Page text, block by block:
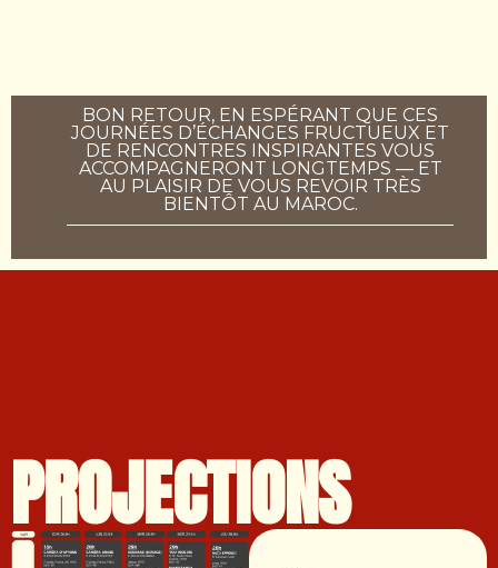
BON RETOUR, EN ESPÉRANT QUE CES
JOURNÉES D’ÉCHANGES FRUCTUEUX ET
DE RENCONTRES INSPIRANTES VOUS
ACCOMPAGNERONT LONGTEMPS — ET
AU PLAISIR DE VOUS REVOIR TRÈS
BIENTÔT AU MAROC.
PROJECTIONS